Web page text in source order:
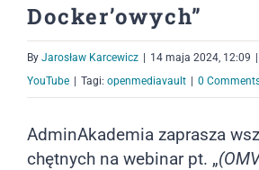
Docker’owych”
By Jarosław Karcewicz | 14 maja 2024, 12:09 |
YouTube | Tagi: openmediavault | 0
AdminAkademia zaprasza
chętnych na webinar pt. „